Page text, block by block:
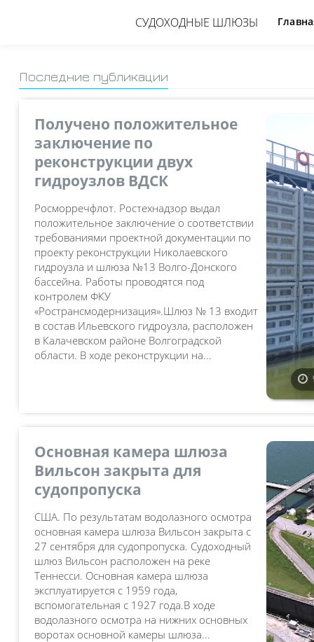
СУДОХОДНЫЕ ШЛЮЗЫ
Последние публикации
Получено положительное
заключение по
реконструкции двух
гидроузлов ВДСК
Росморречфлот. Ростехнадзор выдал
положительное заключение о соответствии
требованиями проектной документации по
проекту реконструкции Николаевского
гидроузла и шлюза №13 Волго-Донского
бассейна. Работы проводятся под
контролем ФКУ
«Ространсмодернизация».Шлюз № 13 входит
в состав Ильевского гидроузла, расположен
в Калачевском районе Волгоградской
области. В ходе реконструкции на...
Основная камера шлюза
Вильсон закрыта для
судопропуска
США. По результатам водолазного осмотра
основная камера шлюза Вильсон закрыта с
27 сентября для судопропуска. Судоходный
шлюз Вильсон расположен на реке
Теннесси. Основная камера шлюза
эксплуатируется с 1959 года,
вспомогательная с 1927 года.В ходе
водолазного осмотра на нижних основных
воротах основной камеры шлюза...